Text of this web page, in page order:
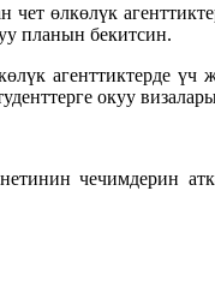
өлкөлүк
планын бекитсин.
агенттиктерде үч
окуу
чечимдерин